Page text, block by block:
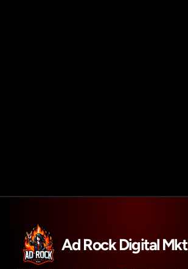
Ad Rock Digital Mkt